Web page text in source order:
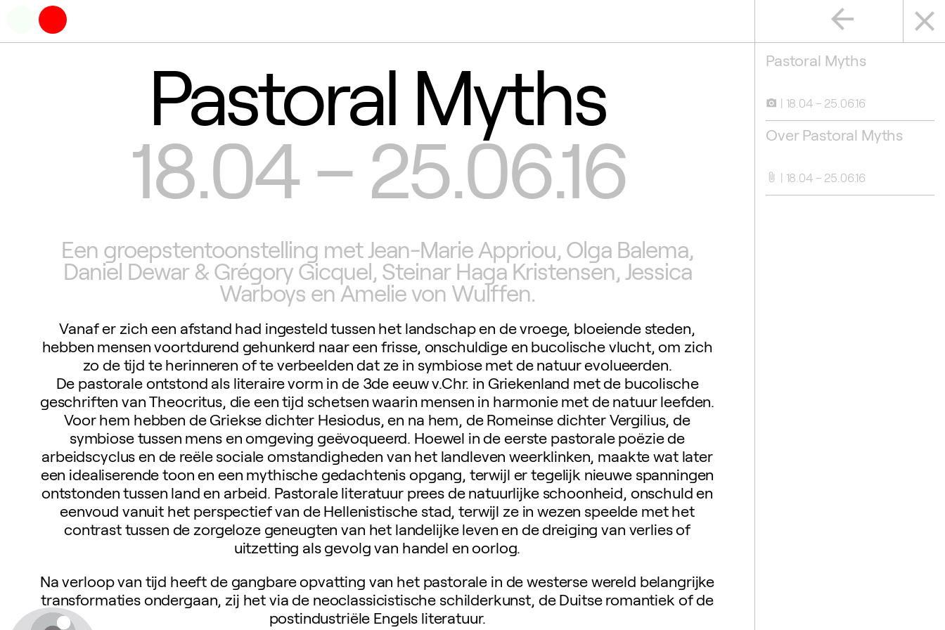
close
arrow_back
Pastoral Myths
camera_alt 18.04 – 25.06.16
Over Pastoral Myths
attach_file 18.04 – 25.06.16
Pastoral Myths
18.04 – 25.06.16
Een groepstentoonstelling met Jean-Marie Appriou, Olga Balema,
Daniel Dewar & Grégory Gicquel, Steinar Haga Kristensen, Jessica
Warboys en Amelie von Wulffen.
Vanaf er zich een afstand had ingesteld tussen het landschap en de vroege, bloeiende steden,
hebben mensen voortdurend gehunkerd naar een frisse, onschuldige en bucolische vlucht, om zich
zo de tijd te herinneren of te verbeelden dat ze in symbiose met de natuur evolueerden.
De pastorale ontstond als literaire vorm in de 3de eeuw v.Chr. in Griekenland met de bucolische
geschriften van Theocritus, die een tijd schetsen waarin mensen in harmonie met de natuur leefden.
Voor hem hebben de Griekse dichter Hesiodus, en na hem, de Romeinse dichter Vergilius, de
symbiose tussen mens en omgeving geëvoqueerd. Hoewel in de eerste pastorale poëzie de
arbeidscyclus en de reële sociale omstandigheden van het landleven weerklinken, maakte wat later
een idealiserende toon en een mythische gedachtenis opgang, terwijl er tegelijk nieuwe spanningen
ontstonden tussen land en arbeid. Pastorale literatuur prees de natuurlijke schoonheid, onschuld en
eenvoud vanuit het perspectief van de Hellenistische stad, terwijl ze in wezen speelde met het
contrast tussen de zorgeloze geneugten van het landelijke leven en de dreiging van verlies of
uitzetting als gevolg van handel en oorlog.
Na verloop van tijd heeft de gangbare opvatting van het pastorale in de westerse wereld belangrijke
transformaties ondergaan, zij het via de neoclassicistische schilderkunst, de Duitse romantiek of de
postindustriële Engels literatuur.